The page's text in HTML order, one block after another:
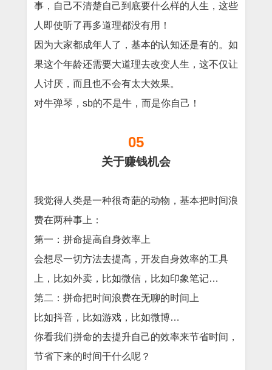
事，自己不清楚自己到底要什么样的人生，这些
人即使听了再多道理都没有用！
因为大家都成年人了，基本的认知还是有的。如
果这个年龄还需要大道理去改变人生，这不仅让
人讨厌，而且也不会有太大效果。
对牛弹琴，sb的不是牛，而是你自己！
05
关于赚钱机会
我觉得人类是一种很奇葩的动物，基本把时间浪
费在两种事上：
第一：拼命提高自身效率上
会想尽一切方法去提高，开发自身效率的工具
上，比如外卖，比如微信，比如印象笔记…
第二：拼命把时间浪费在无聊的时间上
比如抖音，比如游戏，比如微博…
你看我们拼命的去提升自己的效率来节省时间，
节省下来的时间干什么呢？